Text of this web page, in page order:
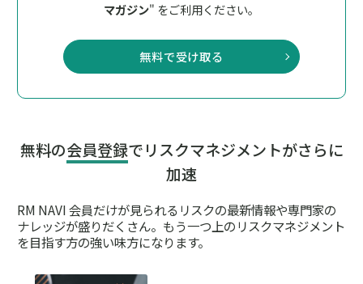
マガジン" をご利用ください。
無料で受け取る
無料の会員登録でリスクマネジメントがさらに
加速
RM NAVI 会員だけが見られるリスクの最新情報や専門家の
ナレッジが盛りだくさん。 もう一つ上のリスクマネジメント
を目指す方の強い味方になります。